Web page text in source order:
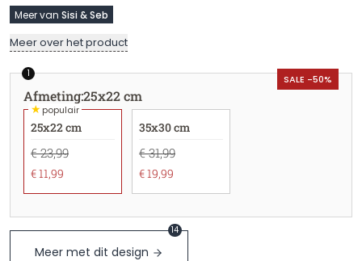
Meer van Sisi & Seb
Meer over het product
SALE -50%
1
Afmeting:25x22 cm
★populair
25x22 cm
€ 23,99
€ 11,99
35x30 cm
€ 31,99
€ 19,99
Meer met dit design
14